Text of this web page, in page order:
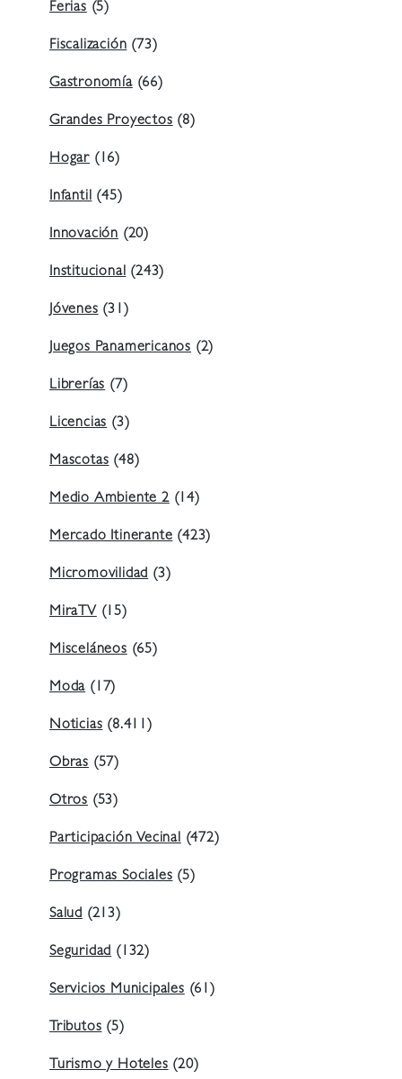
Ferias (5)
Fiscalización (73)
Gastronomía(66)
Grandes Proyectos (8)
Hogar (16)
Infantil (45)
Innovación (20)
Institucional (243)
Jóvenes (31)
Juegos Panamericanos (2)
Librerías (7)
Licencias (3)
Mascotas (48)
Medio Ambiente 2(14)
Mercado Itinerante (423)
Micromovilidad (3)
MiraTV (15)
Misceláneos (65)
Moda (17)
Noticias (8.411)
Obras (57)
Otros (53)
Participación Vecinal (472)
Programas Sociales (5)
Salud (213)
Seguridad (132)
Servicios Municipales (61)
Tributos (5)
Turismo y Hoteles (20)